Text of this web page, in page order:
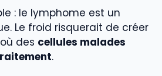
: le lymphome est un
Le froid risquerait de créer
des cellules malades
.